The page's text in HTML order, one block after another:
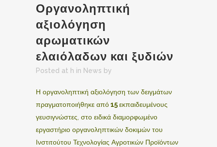
Οργανοληπτική
αξιολόγηση
αρωματικών
ελαιόλαδων και ξυδιών
Posted at h in News by
Η οργανοληπτική αξιολόγηση των δειγμάτων
πραγματοποιήθηκε από15εκπαιδευμένους
γευσιγνώστες, στο ειδικά διαμορφωμένο
εργαστήριο οργανοληπτικών δοκιμών του
Ινστιτούτου Τεχνολογίας Αγροτικών Προϊόντων